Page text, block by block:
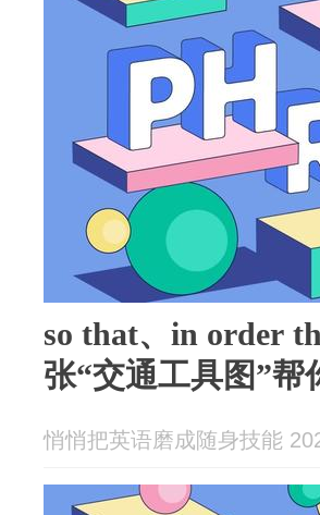
so that、in order
张“交通工具图”帮
悄悄把英语磨成随身技能